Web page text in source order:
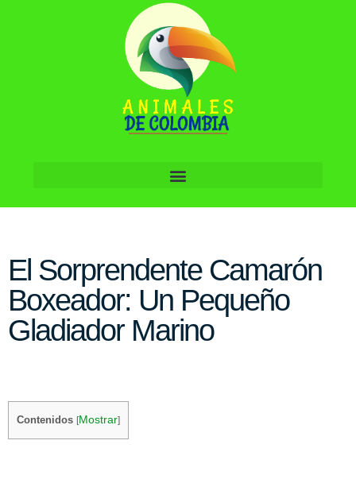
El Sorprendente Camarón
Boxeador: Un Pequeño
Gladiador Marino
Contenidos [Mostrar]